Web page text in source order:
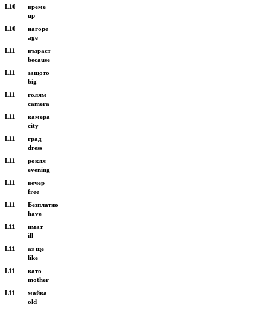
L10
L10
L11
L11
L11
L11
L11
L11
L11
L11
L11
L11
L11
L11
up
age
because
big
camera
city
dress
evening
free
have
ill
like
mother
old
време
нагоре
възраст
защото
голям
камера
град
рокля
вечер
Безплатно
имат
аз ще
като
майка